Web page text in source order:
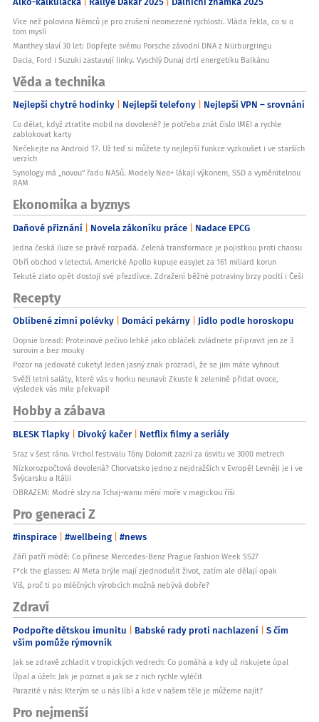
Více než polovina Němců je pro zrušení neomezené rychlosti. Vláda řekla, co si o
tom myslí
Manthey slaví 30 let: Dopřejte svému Porsche závodní DNA z Nürburgringu
Dacia, Ford i Suzuki zastavují linky. Vyschlý Dunaj drtí energetiku Balkánu
Věda a technika
Nejlepší chytré hodinky Nejlepší telefony Nejlepší VPN – srovnání
Co dělat, když ztratíte mobil na dovolené? Je potřeba znát číslo IMEI a rychle
zablokovat karty
Nečekejte na Android 17. Už teď si můžete ty nejlepší funkce vyzkoušet i ve starších
verzích
Synology má „novou“ řadu NASů. Modely Neo+ lákají výkonem, SSD a vyměnitelnou
RAM
Ekonomika a byznys
Daňové přiznání Novela zákoníku práce Nadace EPCG
Jedna česká iluze se právě rozpadá. Zelená transformace je pojistkou proti chaosu
Obří obchod v letectví. Americké Apollo kupuje easyJet za 161 miliard korun
Tekuté zlato opět dostojí své přezdívce. Zdražení běžné potraviny brzy pocítí i Češi
Recepty
Oblíbené zimní polévky Domácí pekárny Jídlo podle horoskopu
Oopsie bread: Proteinové pečivo lehké jako obláček zvládnete připravit jen ze 3
surovin a bez mouky
Pozor na jedovaté cukety! Jeden jasný znak prozradí, že se jim máte vyhnout
Svěží letní saláty, které vás v horku neunaví: Zkuste k zelenině přidat ovoce,
výsledek vás mile překvapí!
Hobby a zábava
BLESK Tlapky Divoký kačer Netflix filmy a seriály
Sraz v šest ráno. Vrchol festivalu Tóny Dolomit zazní za úsvitu ve 3000 metrech
Nízkorozpočtová dovolená? Chorvatsko jedno z nejdražších v Evropě! Levněji je i ve
Švýcarsku a Itálii
OBRAZEM: Modré slzy na Tchaj-wanu mění moře v magickou říši
Pro generaci Z
#inspirace #wellbeing #news
Září patří módě: Co přinese Mercedes-Benz Prague Fashion Week SS27
F*ck the glasses: AI Meta brýle mají zjednodušit život, zatím ale dělají opak
Víš, proč ti po mléčných výrobcích možná nebývá dobře?
Zdraví
Podpořte dětskou imunitu Babské rady proti nachlazení S čím
vším pomůže rýmovník
Jak se zdravě zchladit v tropických vedrech: Co pomáhá a kdy už riskujete úpal
Úpal a úžeh: Jak je poznat a jak se z nich rychle vyléčit
Parazité v nás: Kterým se u nás líbí a kde v našem těle je můžeme najít?
Pro nejmenší